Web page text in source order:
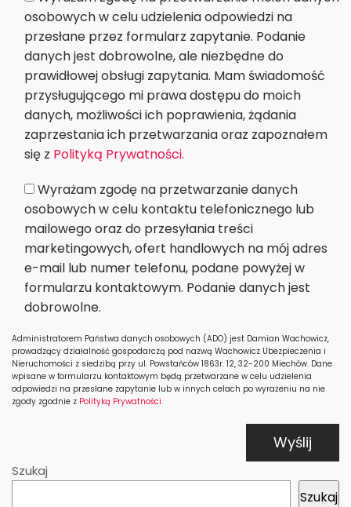
osobowych w celu udzielenia odpowiedzi na
przesłane przez formularz zapytanie. Podanie
danych jest dobrowolne, ale niezbędne do
prawidłowej obsługi zapytania. Mam świadomość
przysługującego mi prawa dostępu do moich
danych, możliwości ich poprawienia, żądania
zaprzestania ich przetwarzania oraz zapoznałem
się z Polityką Prywatności.
Wyrażam zgodę na przetwarzanie danych
osobowych w celu kontaktu telefonicznego lub
mailowego oraz do przesyłania treści
marketingowych, ofert handlowych na mój adres
e-mail lub numer telefonu, podane powyżej w
formularzu kontaktowym. Podanie danych jest
dobrowolne.
Administratorem Państwa danych osobowych (ADO) jest Damian Wachowicz,
prowadzący działalność gospodarczą pod nazwą Wachowicz Ubezpieczenia i
Nieruchomości z siedzibą przy ul. Powstańców 1863r. 12, 32-200 Miechów. Dane
wpisane w formularzu kontaktowym będą przetwarzane w celu udzielenia
odpowiedzi na przesłane zapytanie lub w innych celach po wyrażeniu na nie
zgody zgodnie z Polityką Prywatności.
Szukaj
Szukaj